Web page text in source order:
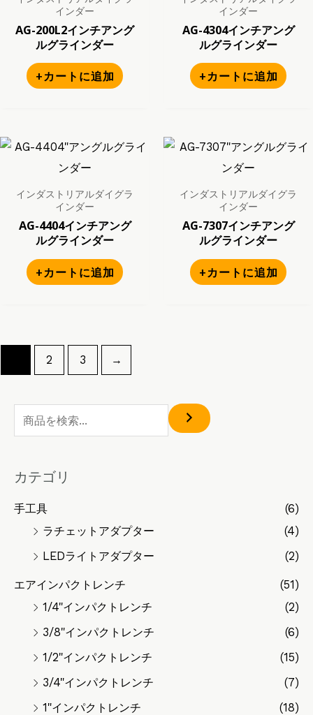
カテゴリ
手工具
(6)
ラチェットアダプター
(4)
LEDライトアダプター
(2)
エアインパクトレンチ
(51)
1/4"インパクトレンチ
(2)
3/8"インパクトレンチ
(6)
1/2"インパクトレンチ
(15)
3/4"インパクトレンチ
(7)
1"インパクトレンチ
(18)
インダー
AG-200L2インチアング
ルグラインダー
+カートに追加
インダー
AG-4304インチアング
ルグラインダー
+カートに追加
インダストリアルダイグラ
インダー
AG-4404インチアング
ルグラインダー
+カートに追加
インダストリアルダイグラ
インダー
AG-7307インチアング
ルグラインダー
+カートに追加
2 3 →